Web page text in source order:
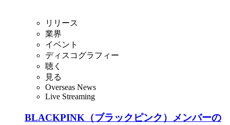
リリース
業界
イベント
ディスコグラフィー
聴く
見る
Overseas News
Live Streaming
BLACKPINK（ブラックピンク）メンバーの